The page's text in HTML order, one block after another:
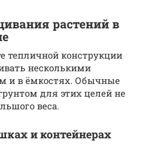
растений в
тепличной конструкции
несколькими
и в ёмкостях. Обычные
для этих целей не
веса.
и контейнерах